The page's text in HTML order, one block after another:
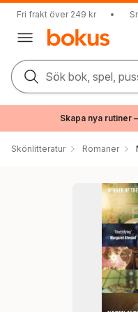
Fri frakt över 249 kr •
Sök bok, spel,
Skapa nya rutiner
Skönlitteratur Romaner